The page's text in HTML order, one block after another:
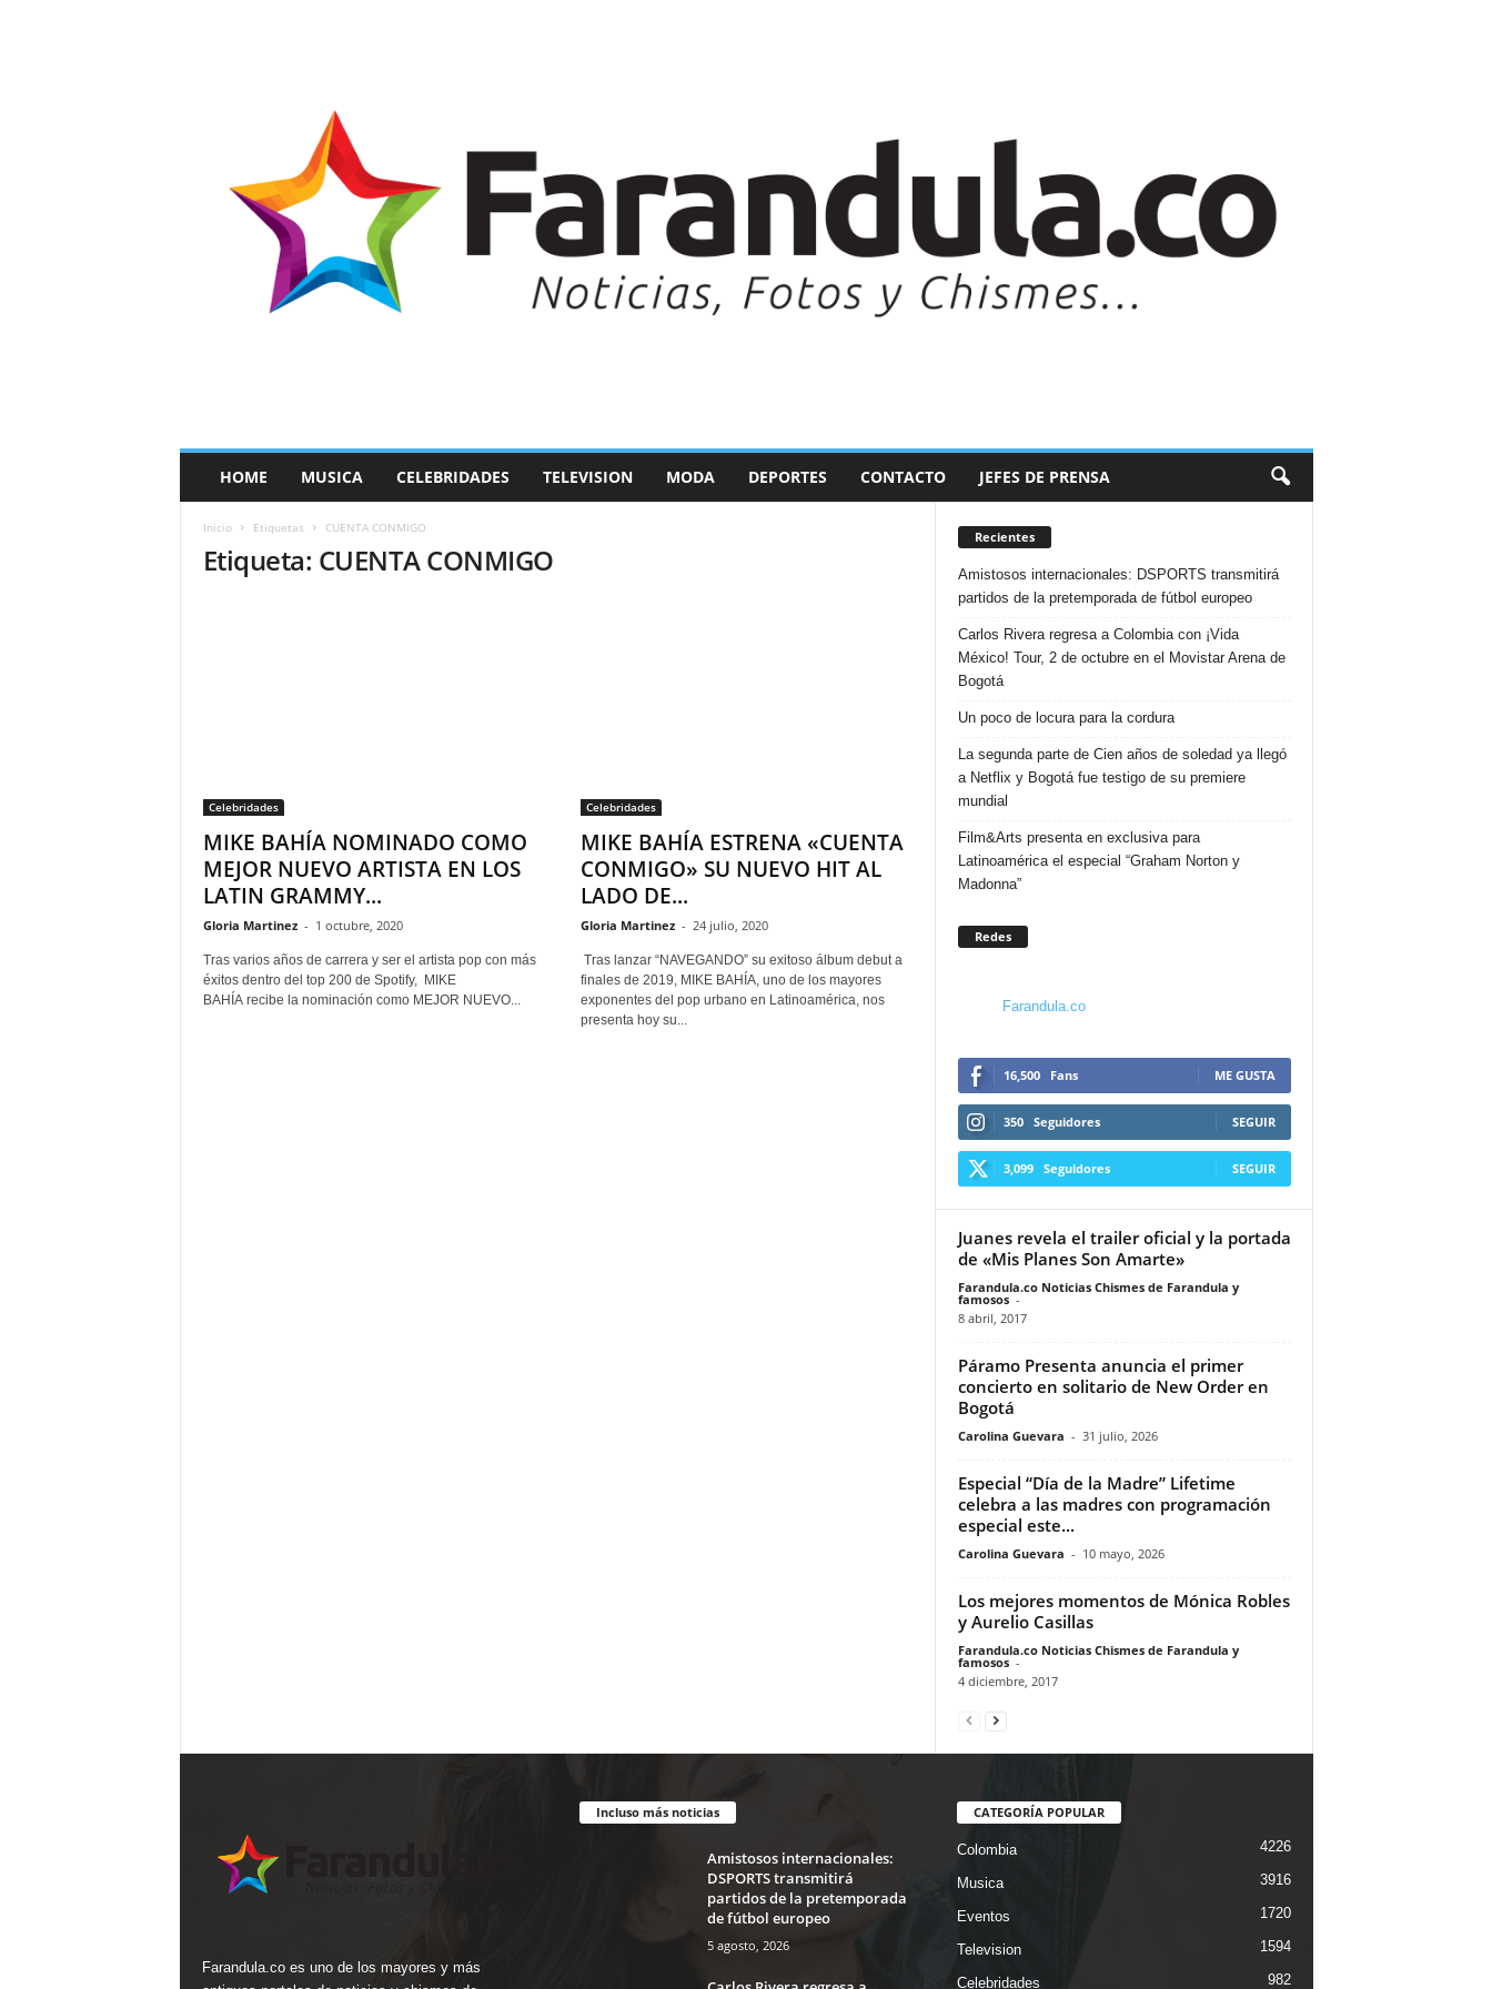
a
HOME MUSICA CELEBRIDADES TELEVISION MODA DEPORTES CONTACTO JEFES DE PRENSA
Inicio Etiquetas CUENTA CONMIGO
Etiqueta: CUENTA CONMIGO
Celebridades
MIKE BAHÍA NOMINADO COMO
MEJOR NUEVO ARTISTA EN LOS
LATIN GRAMMY...
Gloria Martinez - 1 octubre, 2020
Tras varios años de carrera y ser el artista pop con más
éxitos dentro del top 200 de Spotify, MIKE
BAHÍA recibe la nominación como MEJOR NUEVO...
Celebridades
MIKE BAHÍA ESTRENA «CUENTA
CONMIGO» SU NUEVO HIT AL
LADO DE...
Gloria Martinez - 24 julio, 2020
Tras lanzar “NAVEGANDO” su exitoso álbum debut a
finales de 2019, MIKE BAHÍA, uno de los mayores
exponentes del pop urbano en Latinoamérica, nos
presenta hoy su...
Recientes
Amistosos internacionales: DSPORTS transmitirá
partidos de la pretemporada de fútbol europeo
Carlos Rivera regresa a Colombia con ¡Vida
México! Tour, 2 de octubre en el Movistar Arena de
Bogotá
Un poco de locura para la cordura
La segunda parte de Cien años de soledad ya llegó
a Netflix y Bogotá fue testigo de su premiere
mundial
Film&Arts presenta en exclusiva para
Latinoamérica el especial “Graham Norton y
Madonna”
Redes
Farandula.co
16,500 Fans ME GUSTA
350 Seguidores SEGUIR
3,099 Seguidores SEGUIR
Juanes revela el trailer oficial y la portada
de «Mis Planes Son Amarte»
Farandula.co Noticias Chismes de Farandula y
famosos -
8 abril, 2017
Páramo Presenta anuncia el primer
concierto en solitario de New Order en
Bogotá
Carolina Guevara - 31 julio, 2026
Especial “Día de la Madre” Lifetime
celebra a las madres con programación
especial este...
Carolina Guevara - 10 mayo, 2026
Los mejores momentos de Mónica Robles
y Aurelio Casillas
Farandula.co Noticias Chismes de Farandula y
famosos -
4 diciembre, 2017
Farandula.co es uno de los mayores y más
Incluso más noticias
Amistosos internacionales:
DSPORTS transmitirá
partidos de la pretemporada
de fútbol europeo
5 agosto, 2026
CATEGORÍA POPULAR
Colombia 4226
Musica 3916
Eventos 1720
Television 1594
Celebridades 982